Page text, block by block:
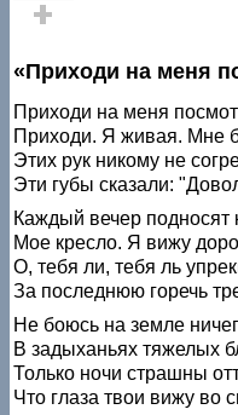
«Приходи на меня
Приходи на меня
Приходи. Я живая. Мне
Этих рук никому не
Эти губы сказали:
Каждый вечер подносят
Мое кресло. Я вижу
О, тебя ли, тебя ль
За последнюю горечь
Не боюсь на земле
В задыханьях тяжелых
Только ночи страшны
Что глаза твои вижу во